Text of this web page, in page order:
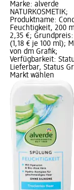
Marke: alverde
NATURKOSMETIK;
Produktname:
Feuchtigkeit, 200
2,35 €;
(1,18 € je 100 ml);
von dm Grafik;
Verfügbarkeit:
Lieferbar, Status
Markt wählen